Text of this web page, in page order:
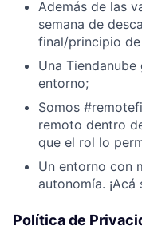
Además de las
semana de
final/principio
Una
entorno;
Somos
remoto dentro
que el rol lo
Un entorno con
autonomía.
Política de